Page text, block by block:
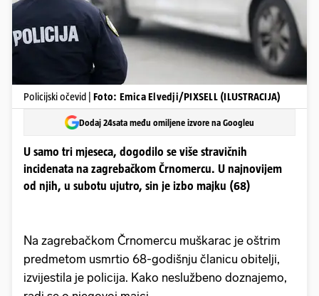
Policijski očevid | Foto: Emica Elvedji/PIXSELL (ILUSTRACIJA)
Dodaj 24sata među omiljene izvore na Googleu
U samo tri mjeseca, dogodilo se više stravičnih
incidenata na zagrebačkom Črnomercu. U najnovijem
od njih, u subotu ujutro, sin je izbo majku (68)
Na zagrebačkom Črnomercu muškarac je oštrim
predmetom usmrtio 68-godišnju članicu obitelji,
izvijestila je policija. Kako neslužbeno doznajemo,